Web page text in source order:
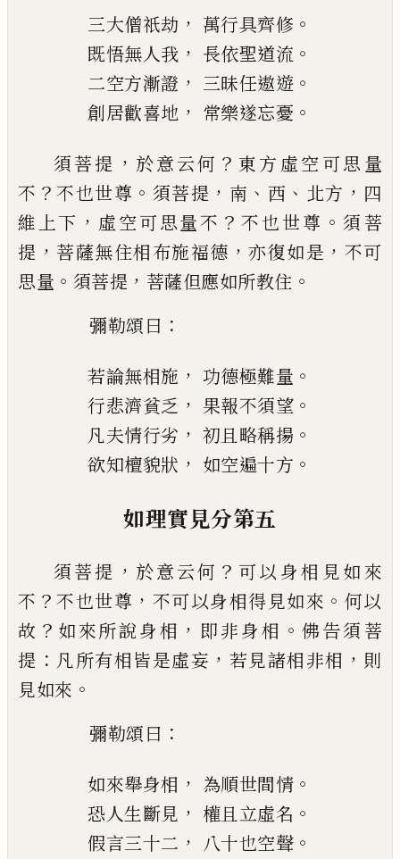
三大僧祇劫 ， 萬行具齊修 。
既悟無人我 ， 長依聖道流 。
二空方漸證 ， 三昧任遨遊 。
創居歡喜地 ， 常樂遂忘憂 。
須菩提 ， 於意云何 ？ 東方虛空可思量
不 ？ 不也世尊 。 須菩提 ， 南 、 西 、 北方 ， 四
維上下 ， 虛空可思量不 ？ 不也世尊 。 須菩
提 ， 菩薩無住相布施福德 ， 亦復如是 ， 不可
思量 。 須菩提 ， 菩薩但應如所教住 。
彌勒頌曰 ：
若論無相施 ， 功德極難量 。
行悲濟貧乏 ， 果報不須望 。
凡夫情行劣 ， 初且略稱揚 。
欲知檀貌狀 ， 如空遍十方 。
如理實見分第五
須菩提 ， 於意云何 ？ 可以身相見如來
不 ？ 不也世尊 ， 不可以身相得見如來 。 何以
故 ？ 如來所說身相 ， 即非身相 。 佛告須菩
提 ： 凡所有相皆是虛妄 ， 若見諸相非相 ， 則
見如來 。
彌勒頌曰 ：
如來舉身相 ， 為順世間情 。
恐人生斷見 ， 權且立虛名 。
假言三十二 ， 八十也空聲 。